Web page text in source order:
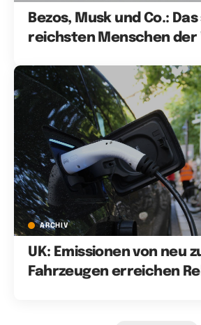
Bezos, Musk und Co.: Das
reichsten Menschen der
ARCHIV
UK: Emissionen von neu
Fahrzeugen erreichen